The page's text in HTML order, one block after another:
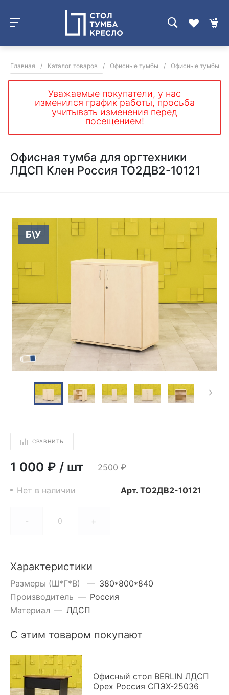
Главная / Каталог товаров / Офисные тумбы / Офисные тумбы
Уважаемые покупатели, у нас
изменился график работы, просьба
учитывать изменения перед
посещением!
Офисная тумба для оргтехники
ЛДСП Клен Россия ТО2ДВ2-10121
Б\У
СРАВНИТЬ
1 000 ₽ / шт 2500₽
Нет в наличии Арт. ТО2ДВ2-10121
- +
Характеристики
Размеры (Ш*Г*В) — 380*800*840
Производитель — Россия
Материал — ЛДСП
С этим товаром покупают
Офисный стол BERLIN ЛДСП
Орех Россия СПЭХ-25036